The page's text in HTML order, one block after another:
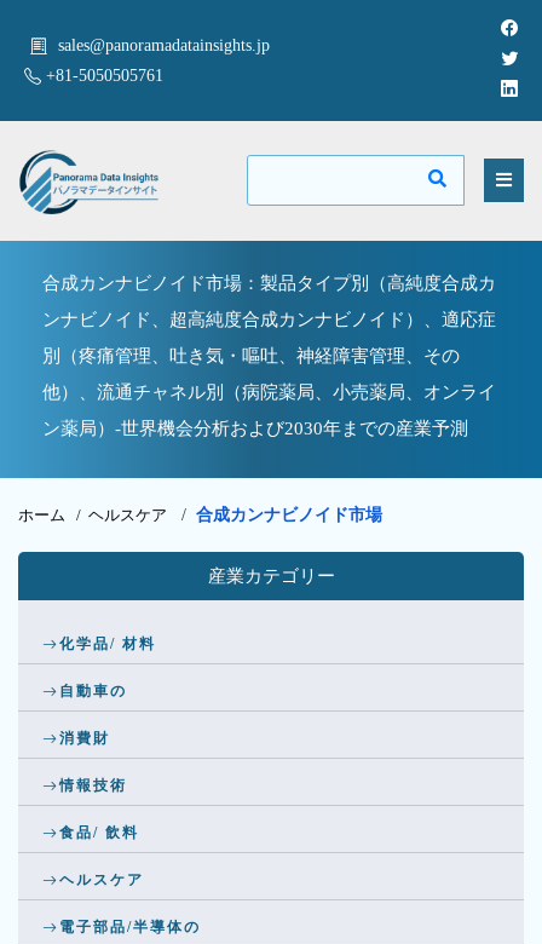
sales@panoramadatainsights.jp
+81-5050505761
合成カンナビノイド市場：製品タイプ別（高純度合成カ
ンナビノイド、超高純度合成カンナビノイド）、適応症
別（疼痛管理、吐き気・嘔吐、神経障害管理、その
他）、流通チャネル別（病院薬局、小売薬局、オンライ
ン薬局）-世界機会分析および2030年までの産業予測
ホーム / ヘルスケア / 合成カンナビノイド市場
産業カテゴリー
化学品/ 材料
自動車の
消費財
情報技術
食品/ 飲料
ヘルスケア
電子部品/半導体の